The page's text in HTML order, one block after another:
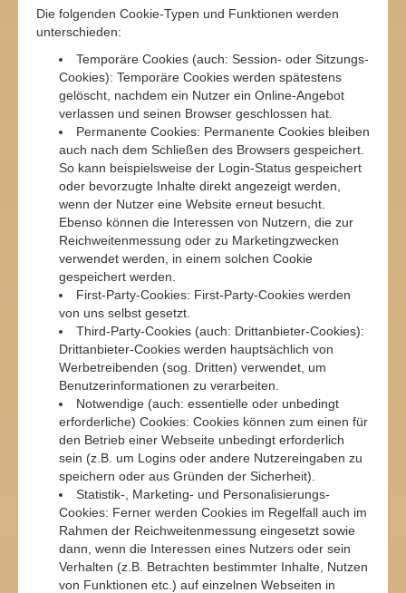
Die folgenden Cookie-Typen und Funktionen werden
unterschieden:
Temporäre Cookies (auch: Session- oder Sitzungs-
Cookies): Temporäre Cookies werden spätestens
gelöscht, nachdem ein Nutzer ein Online-Angebot
verlassen und seinen Browser geschlossen hat.
Permanente Cookies: Permanente Cookies bleiben
auch nach dem Schließen des Browsers gespeichert.
So kann beispielsweise der Login-Status gespeichert
oder bevorzugte Inhalte direkt angezeigt werden,
wenn der Nutzer eine Website erneut besucht.
Ebenso können die Interessen von Nutzern, die zur
Reichweitenmessung oder zu Marketingzwecken
verwendet werden, in einem solchen Cookie
gespeichert werden.
First-Party-Cookies: First-Party-Cookies werden
von uns selbst gesetzt.
Third-Party-Cookies (auch: Drittanbieter-Cookies):
Drittanbieter-Cookies werden hauptsächlich von
Werbetreibenden (sog. Dritten) verwendet, um
Benutzerinformationen zu verarbeiten.
Notwendige (auch: essentielle oder unbedingt
erforderliche) Cookies: Cookies können zum einen für
den Betrieb einer Webseite unbedingt erforderlich
sein (z.B. um Logins oder andere Nutzereingaben zu
speichern oder aus Gründen der Sicherheit).
Statistik-, Marketing- und Personalisierungs-
Cookies: Ferner werden Cookies im Regelfall auch im
Rahmen der Reichweitenmessung eingesetzt sowie
dann, wenn die Interessen eines Nutzers oder sein
Verhalten (z.B. Betrachten bestimmter Inhalte, Nutzen
von Funktionen etc.) auf einzelnen Webseiten in